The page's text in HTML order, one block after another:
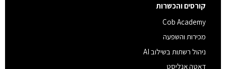
קורסים והכשרות
Cob Academy
מכירות והשפעה
ניהול רשתות בשילוב AI
דאטה אנליסט